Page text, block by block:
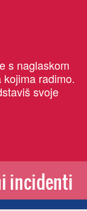
s naglaskom
radimo.
svoje
incidenti